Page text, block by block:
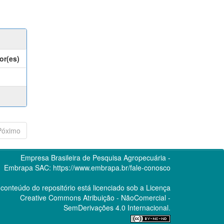
Empresa Brasileira de Pesquisa Agropecuária -
Embrapa SAC: https://www.embrapa.br/fale-conosco
do repositório está licenciado sob a Licença
Creative CommonsAtribuição - NãoComercial -
SemDerivações 4.0 Internacional.